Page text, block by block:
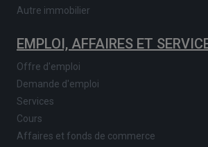
Autre immobilier
EMPLOI, AFFAIRES ET
Offre d'emploi
Demande d'emploi
Services
Cours
Affaires et fonds de commerce